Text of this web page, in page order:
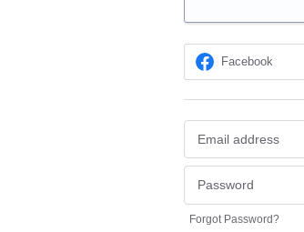
Facebook
Forgot Password?